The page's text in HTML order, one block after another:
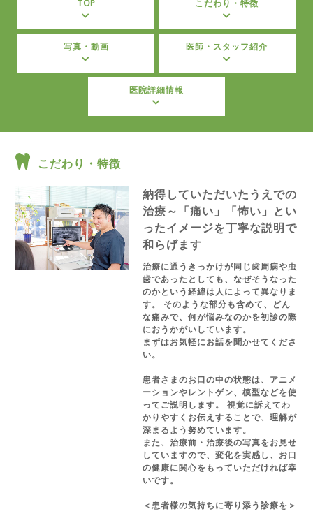
TOP こだわり・特徴
写真・動画 医師・スタッフ紹介
医院詳細情報
こだわり・特徴
納得していただいたうえでの
治療～「痛い」「怖い」とい
ったイメージを丁寧な説明で
和らげます
治療に通うきっかけが同じ歯周病や虫
歯であったとしても、なぜそうなった
のかという経緯は人によって異なりま
す。 そのような部分も含めて、どん
な痛みで、何が悩みなのかを初診の際
におうかがいしています。
まずはお気軽にお話を聞かせてくださ
い。
患者さまのお口の中の状態は、アニメ
ーションやレントゲン、模型などを使
ってご説明します。 視覚に訴えてわ
かりやすくお伝えすることで、理解が
深まるよう努めています。
また、治療前・治療後の写真をお見せ
していますので、変化を実感し、お口
の健康に関心をもっていただければ幸
いです。
＜患者様の気持ちに寄り添う診療を＞